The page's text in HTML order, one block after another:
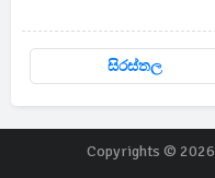
සිරස්තල
Copyrights © 2026